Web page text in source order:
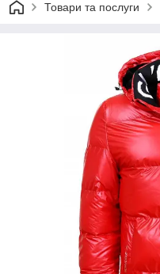
Товари та послуги